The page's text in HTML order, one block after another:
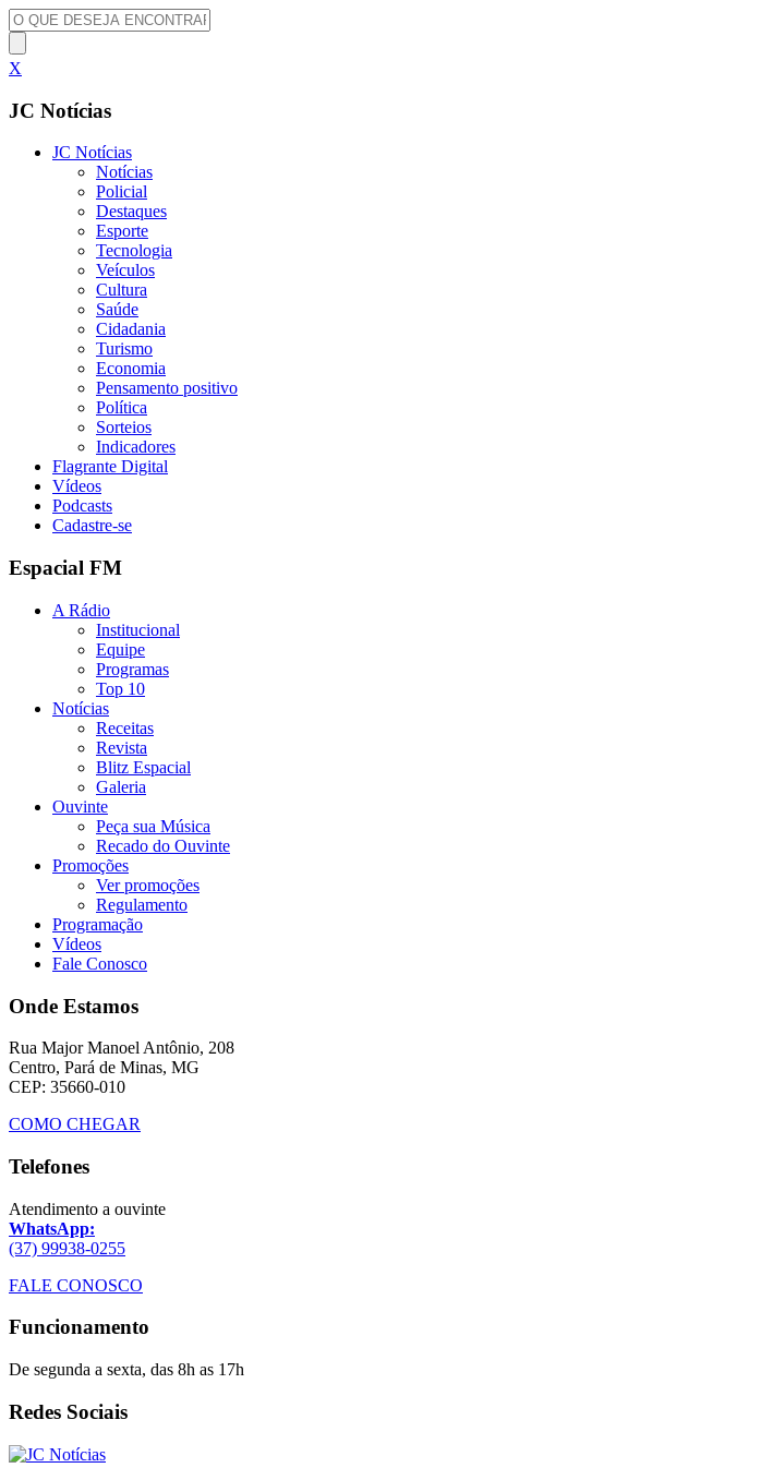
X
JC Notícias
JC Notícias
Notícias
Policial
Destaques
Esporte
Tecnologia
Veículos
Cultura
Saúde
Cidadania
Turismo
Economia
Pensamento positivo
Política
Sorteios
Indicadores
Flagrante Digital
Vídeos
Podcasts
Cadastre-se
Espacial FM
A Rádio
Institucional
Equipe
Programas
Top 10
Notícias
Receitas
Revista
Blitz Espacial
Galeria
Ouvinte
Peça sua Música
Recado do Ouvinte
Promoções
Ver promoções
Regulamento
Programação
Vídeos
Fale Conosco
Onde Estamos
Rua Major Manoel Antônio, 208
Centro, Pará de Minas, MG
CEP: 35660-010
COMO CHEGAR
Telefones
Atendimento a ouvinte
WhatsApp:
(37) 99938-0255
FALE CONOSCO
Funcionamento
De segunda a sexta, das 8h as 17h
Redes Sociais